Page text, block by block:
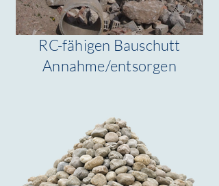
RC-fähigen Bauschutt
Annahme/entsorgen